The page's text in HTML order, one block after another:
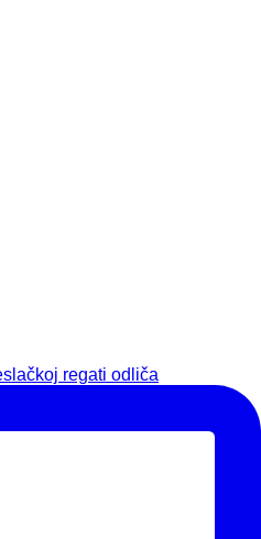
regati odliča